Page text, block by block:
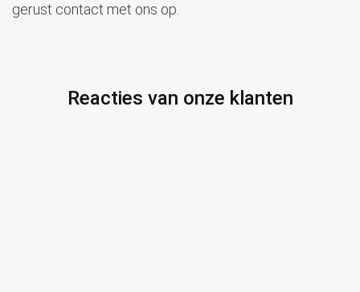
gerust contact met ons op.
Reacties van onze klanten